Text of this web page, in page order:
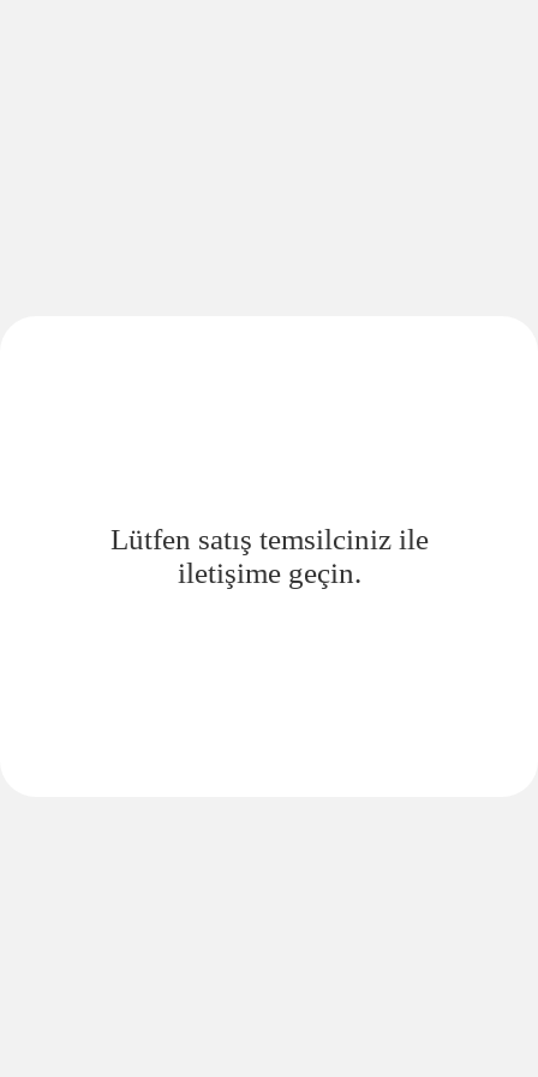
Lütfen satış temsilciniz ile
iletişime geçin.